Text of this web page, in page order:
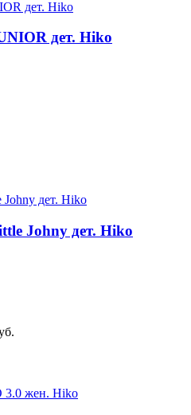
дет. Hiko
Johny дет. Hiko